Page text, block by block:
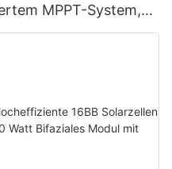
MPPT-System,
von bis zu 9